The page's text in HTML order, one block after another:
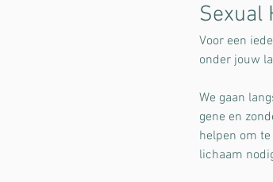
Sexual
Voor een
onder jouw
We gaan
gene en
helpen om
lichaam